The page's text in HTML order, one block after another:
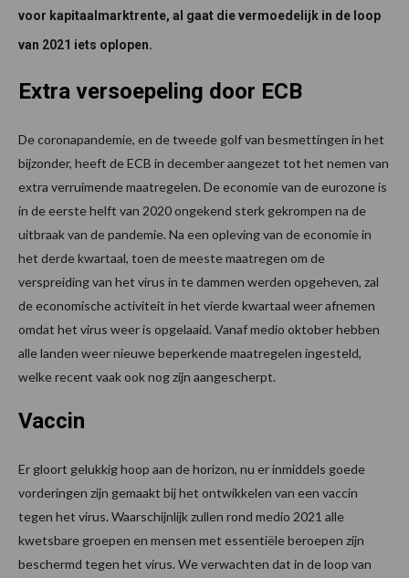
voor kapitaalmarktrente, al gaat die vermoedelijk in de loop
van 2021 iets oplopen.
Extra versoepeling door ECB
De coronapandemie, en de tweede golf van besmettingen in het
bijzonder, heeft de ECB in december aangezet tot het nemen van
extra verruimende maatregelen. De economie van de eurozone is
in de eerste helft van 2020 ongekend sterk gekrompen na de
uitbraak van de pandemie. Na een opleving van de economie in
het derde kwartaal, toen de meeste maatregen om de
verspreiding van het virus in te dammen werden opgeheven, zal
de economische activiteit in het vierde kwartaal weer afnemen
omdat het virus weer is opgelaaid. Vanaf medio oktober hebben
alle landen weer nieuwe beperkende maatregelen ingesteld,
welke recent vaak ook nog zijn aangescherpt.
Vaccin
Er gloort gelukkig hoop aan de horizon, nu er inmiddels goede
vorderingen zijn gemaakt bij het ontwikkelen van een vaccin
tegen het virus. Waarschijnlijk zullen rond medio 2021 alle
kwetsbare groepen en mensen met essentiële beroepen zijn
beschermd tegen het virus. We verwachten dat in de loop van